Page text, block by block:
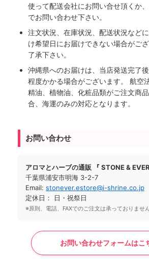
使って配送会社にお問い合せ頂くか
でお問い合わせ下さい。
注文状況、在庫状況、配送状況など
け希望日にお届けできない場合がご
了承下さい。
沖縄県へのお届けは、当店発送完了
程度かかる場合がございます。 航空
精油、植物油、化粧品類がご注文商
合、海運のみの対応となります。
お問い合わせ
アロマとハーブの通販 『 STONE & EVER
千葉県浦安市明海 3-2-7
Email: stonever.estore@i-shrine.co.jp
定休日： 日・祝祭日
※原則、電話、FAXでのご注文は承っておりません
お問い合わせフォームはこ